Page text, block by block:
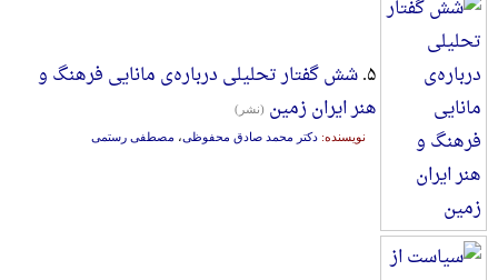
۵. شش گفتار تحلیلی درباره‌ی مانایی فرهنگ و
هنر ایران زمین (نشر)
نویسنده: دکتر محمد صادق محفوظی، مصطفی رستمی